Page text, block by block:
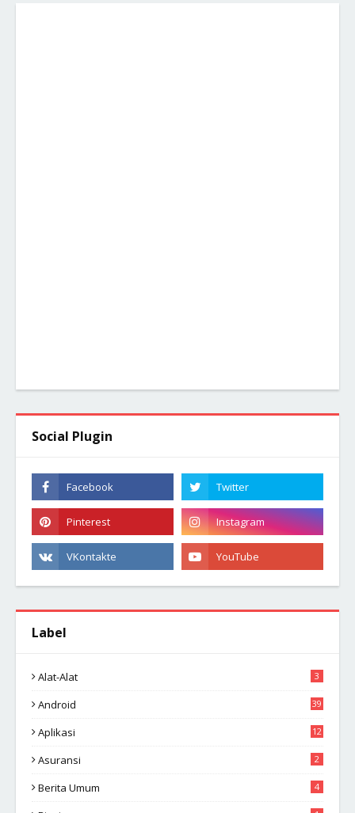
Social Plugin
Label
Alat-Alat 3
Android 39
Aplikasi 12
Asuransi 2
Berita Umum 4